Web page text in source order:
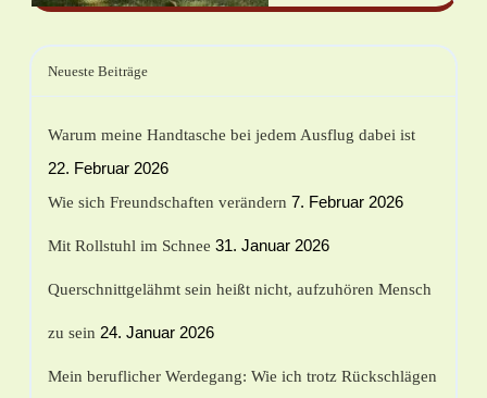
Neueste Beiträge
Warum meine Handtasche bei jedem Ausflug dabei ist
22. Februar 2026
Wie sich Freundschaften verändern 7. Februar 2026
Mit Rollstuhl im Schnee 31. Januar 2026
Querschnittgelähmt sein heißt nicht, aufzuhören Mensch
zu sein 24. Januar 2026
Mein beruflicher Werdegang: Wie ich trotz Rückschlägen